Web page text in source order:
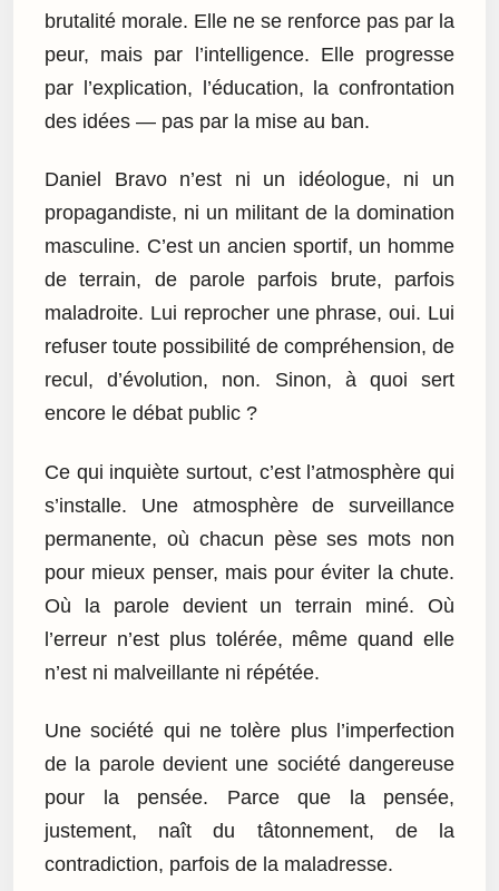
brutalité morale. Elle ne se renforce pas par la
peur, mais par l’intelligence. Elle progresse
par l’explication, l’éducation, la confrontation
des idées — pas par la mise au ban.
Daniel Bravo n’est ni un idéologue, ni un
propagandiste, ni un militant de la domination
masculine. C’est un ancien sportif, un homme
de terrain, de parole parfois brute, parfois
maladroite. Lui reprocher une phrase, oui. Lui
refuser toute possibilité de compréhension, de
recul, d’évolution, non. Sinon, à quoi sert
encore le débat public ?
Ce qui inquiète surtout, c’est l’atmosphère qui
s’installe. Une atmosphère de surveillance
permanente, où chacun pèse ses mots non
pour mieux penser, mais pour éviter la chute.
Où la parole devient un terrain miné. Où
l’erreur n’est plus tolérée, même quand elle
n’est ni malveillante ni répétée.
Une société qui ne tolère plus l’imperfection
de la parole devient une société dangereuse
pour la pensée. Parce que la pensée,
justement, naît du tâtonnement, de la
contradiction, parfois de la maladresse.